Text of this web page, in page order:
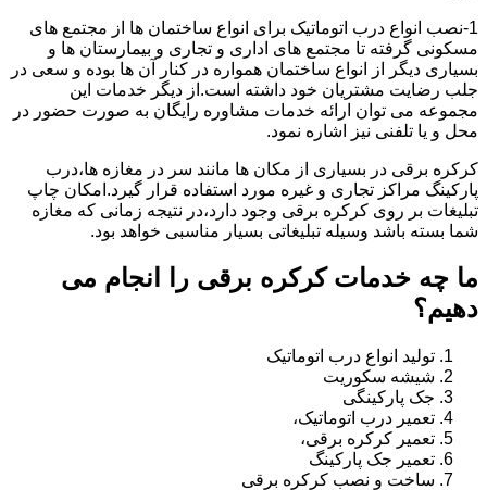
1-نصب انواع درب اتوماتیک برای انواع ساختمان ها از مجتمع های
مسکونی گرفته تا مجتمع های اداری و تجاری و بیمارستان ها و
بسیاری دیگر از انواع ساختمان همواره در کنار آن ها بوده و سعی در
جلب رضایت مشتریان خود داشته است.از دیگر خدمات این
مجموعه می توان ارائه خدمات مشاوره رایگان به صورت حضور در
محل و یا تلفنی نیز اشاره نمود.
کرکره برقی در بسیاری از مکان ها مانند سر در مغازه ها،درب
پارکینگ مراکز تجاری و غیره مورد استفاده قرار گیرد.امکان چاپ
تبلیغات بر روی کرکره برقی وجود دارد،در نتیجه زمانی که مغازه
شما بسته باشد وسیله تبلیغاتی بسیار مناسبی خواهد بود.
ما چه خدمات کرکره برقی را انجام می
دهیم؟
تولید انواع درب اتوماتیک
شیشه سکوریت
جک پارکینگی
تعمیر درب اتوماتیک،
تعمیر کرکره برقی،
تعمیر جک پارکینگ
ساخت و نصب کرکره برقی